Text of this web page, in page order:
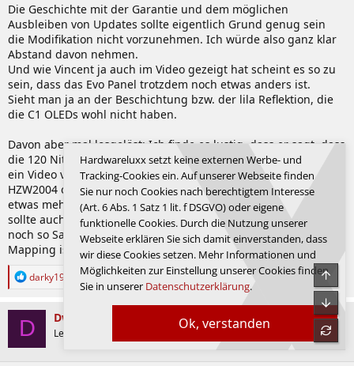
Die Geschichte mit der Garantie und dem möglichen
Ausbleiben von Updates sollte eigentlich Grund genug sein
die Modifikation nicht vorzunehmen. Ich würde also ganz klar
Abstand davon nehmen.
Und wie Vincent ja auch im Video gezeigt hat scheint es so zu
sein, dass das Evo Panel trotzdem noch etwas anders ist.
Sieht man ja an der Beschichtung bzw. der lila Reflektion, die
die C1 OLEDs wohl nicht haben.
Davon aber mal losgelöst: Ich finde es lustig, dass er sagt, dass
die 120 Nits nicht so viel ausmachen. Ich kann mich noch an
ein Video von ihm erinnern, wo er quasi genau deswegen den
HZW2004 oder GZW2004 dafür extra gelobt hat. Waren zwar
etwas mehr als 120 Nits Unterschied. Aber trotzdem
sollte auch das nicht wirklich ins Gewicht fallen. Da hat er aber
noch so Sachen von erzählt, wie viel besser es fürs Tone
Mapping ist die Nits zu haben.
R
k
t
i
o
darky1986
D Dwayne_Johnson
Legende
Ok, verstanden
Hardwareluxx setzt keine externen Werbe- und
Tracking-Cookies ein. Auf unserer Webseite finden
Sie nur noch Cookies nach berechtigtem Interesse
(Art. 6 Abs. 1 Satz 1 lit. f DSGVO) oder eigene
funktionelle Cookies. Durch die Nutzung unserer
Webseite erklären Sie sich damit einverstanden, dass
wir diese Cookies setzen. Mehr Informationen und
Möglichkeiten zur Einstellung unserer Cookies finden
Sie in unserer Datenschutzerklärung.